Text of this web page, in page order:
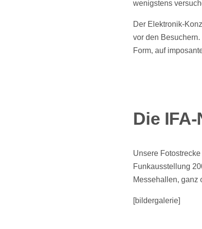
wenigstens
Der Elektronik-
vor den
Form, auf
Die
Unsere
Funkausstellung
Messehallen, ganz
[bildergalerie]